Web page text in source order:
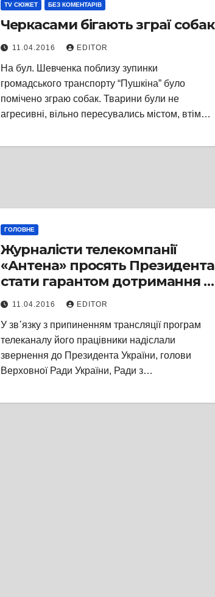
TV СЮЖЕТ БЕЗ КОМЕНТАРІВ
Черкасами бігають зграї собак
11.04.2016 EDITOR
На бул. Шевченка поблизу зупинки
громадського транспорту “Пушкіна” було
помічено зграю собак. Тварини були не
агресивні, вільно пересувались містом, втім…
ГОЛОВНЕ
Журналісти телекомпанії
«Антена» просять Президента
стати гарантом дотримання їх
професійних прав та свобод
11.04.2016 EDITOR
У зв᾽язку з припиненням трансляції програм
телеканалу його працівники надіслали
звернення до Президента України, голови
Верховної Ради України, Ради з…